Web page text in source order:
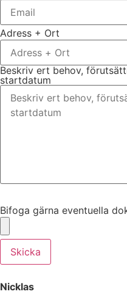
Adress + Ort
Beskriv ert behov,
startdatum
Bifoga gärna eventuella
Skicka
Nicklas